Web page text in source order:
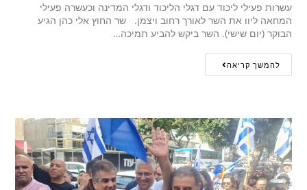
עשרות פעילי ליכוד עם דגלי הליכוד ודגלי המדינה וכעשרה פעילי
המחאה ליוו את השר לאורך רחוב ויצמן. שר החוץ אלי כהן הגיע
הבוקר (יום שישי). השר ביקש להביע תמיכה…
להמשך קריאה